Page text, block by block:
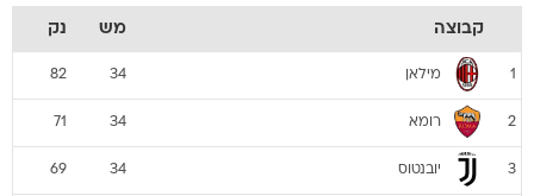
קבוצה מש נק
1 מילאן 34
82
2 רומא 34
71
3 יובנטוס 34
69